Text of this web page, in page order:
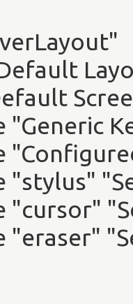
"Generic
"stylus"
"cursor"
"eraser"